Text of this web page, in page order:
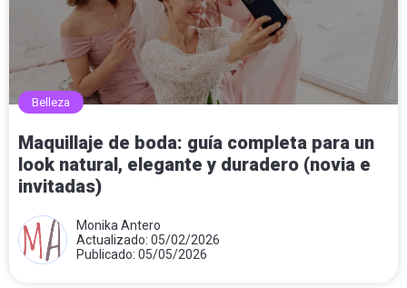
Belleza
Maquillaje de boda: guía completa para un
look natural, elegante y duradero (novia e
invitadas)
Monika Antero
Actualizado: 05/02/2026
Publicado: 05/05/2026